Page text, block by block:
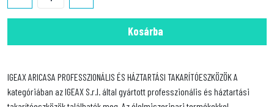
Kosárba
IGEAX ARICASA PROFESSZIONÁLIS ÉS HÁZTARTÁSI TAKARÍTÓESZKÖZÖK A
kategóriában az IGEAX S.r.l. által gyártott professzionális és háztartási